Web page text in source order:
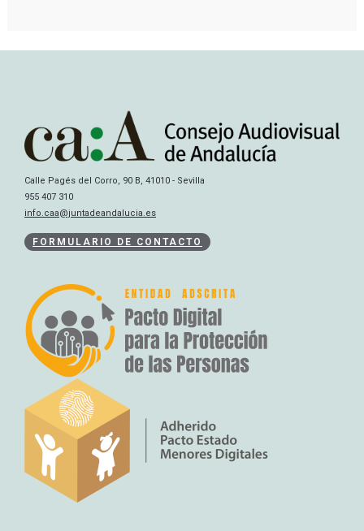
Calle Pagés del Corro, 90 B, 41010 - Sevilla
955 407 310
info.caa@juntadeandalucia.es
FORMULARIO DE CONTACTO